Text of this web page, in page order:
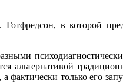
в которой
альтернативой
фактически только его